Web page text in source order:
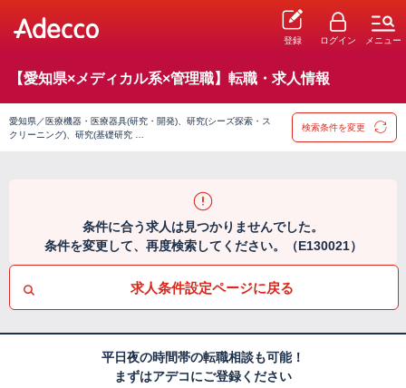
登録 ログイン メニュー
【愛知県×メディカル系×管理職】転職・求人情報
愛知県／医療機器・医療器具(研究・開発)、研究(シーズ探索・ス
クリーニング)、研究(基礎研究 …
検索条件を変更
条件に合う求人は見つかりませんでした。
条件を変更して、再度検索してください。（E130021）
求人条件設定ページに戻る
平日夜の時間帯の転職相談も可能！
まずはアデコにご登録ください